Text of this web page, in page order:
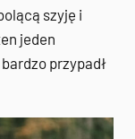
szyję i
jeden
przypadł